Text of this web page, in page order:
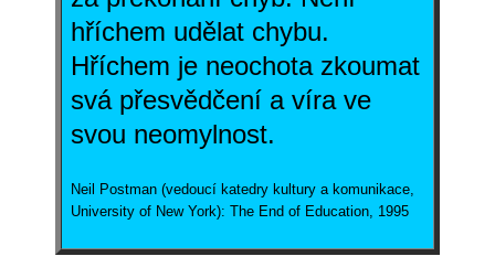
hříchem udělat chybu.
Hříchem je neochota zkoumat
svá přesvědčení a víra ve
svou neomylnost.
Neil Postman (vedoucí katedry kultury a komunikace,
University of New York): The End of Education, 1995